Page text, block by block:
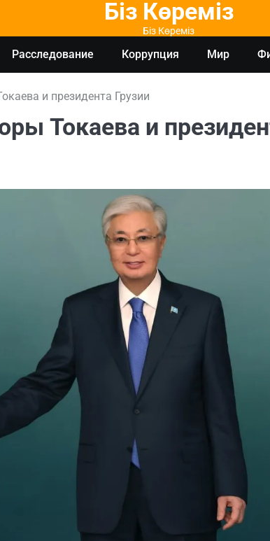
Біз Көреміз
Біз Көреміз
Расследование Коррупция Мир
и президента Грузии
Токаева и